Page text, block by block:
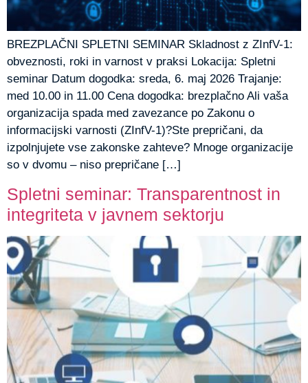
BREZPLAČNI SPLETNI SEMINAR Skladnost z ZInfV-1:
obveznosti, roki in varnost v praksi Lokacija: Spletni
seminar Datum dogodka: sreda, 6. maj 2026 Trajanje:
med 10.00 in 11.00 Cena dogodka: brezplačno Ali vaša
organizacija spada med zavezance po Zakonu o
informacijski varnosti (ZInfV-1)?Ste prepričani, da
izpolnjujete vse zakonske zahteve? Mnoge organizacije
so v dvomu – niso prepričane […]
Spletni seminar: Transparentnost in
integriteta v javnem sektorju